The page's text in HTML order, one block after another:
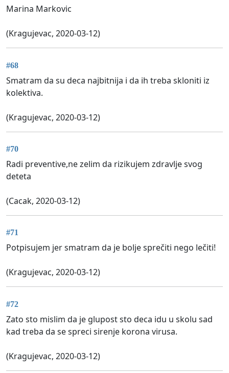
Marina Markovic
(Kragujevac, 2020-03-12)
#68
Smatram da su deca najbitnija i da ih treba skloniti iz
kolektiva.
(Kragujevac, 2020-03-12)
#70
Radi preventive,ne zelim da rizikujem zdravlje svog
deteta
(Cacak, 2020-03-12)
#71
Potpisujem jer smatram da je bolje sprečiti nego lečiti!
(Kragujevac, 2020-03-12)
#72
Zato sto mislim da je glupost sto deca idu u skolu sad
kad treba da se spreci sirenje korona virusa.
(Kragujevac, 2020-03-12)